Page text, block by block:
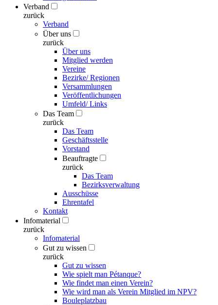
Verband
zurück
Verband
Über uns
zurück
Über uns
Mitglied werden
Vereine
Bezirke/ Regionen
Versammlungen
Veröffentlichungen
Umfeld/ Links
Das Team
zurück
Das Team
Geschäftsstelle
Vorstand
Beauftragte
zurück
Das Team
Bezirksverwaltung
Ausschüsse
Ehrentafel
Kontakt
Infomaterial
zurück
Infomaterial
Gut zu wissen
zurück
Gut zu wissen
Wie spielt man Pétanque?
Wie findet man einen Verein?
Wie wird man als Verein Mitglied im NPV?
Bouleplatzbau